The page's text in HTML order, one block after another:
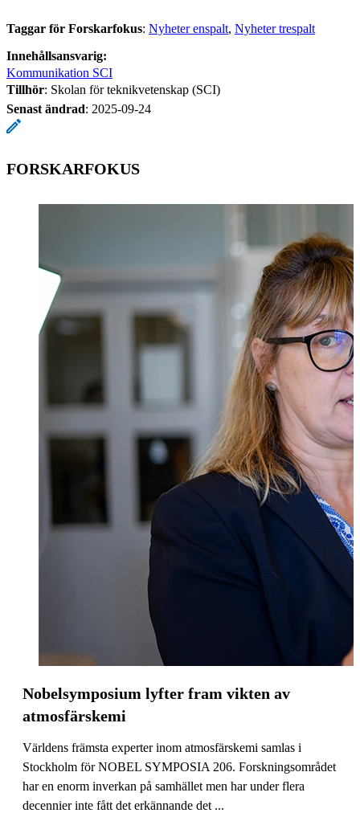
Taggar för Forskarfokus: Nyheter enspalt Nyheter trespalt
Innehållsansvarig:
Kommunikation SCI
Tillhör: Skolan för teknikvetenskap (SCI)
Senast ändrad: 2025-09-24
FORSKARFOKUS
Nobelsymposium lyfter fram vikten av
atmosfärskemi
Världens främsta experter inom atmosfärskemi samlas i
Stockholm för NOBEL SYMPOSIA 206. Forskningsområdet
har en enorm inverkan på samhället men har under flera
decennier inte fått det erkännande det ...